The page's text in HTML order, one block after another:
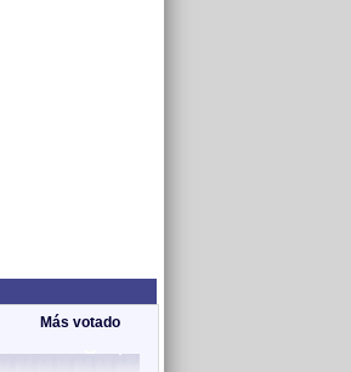
Más votado